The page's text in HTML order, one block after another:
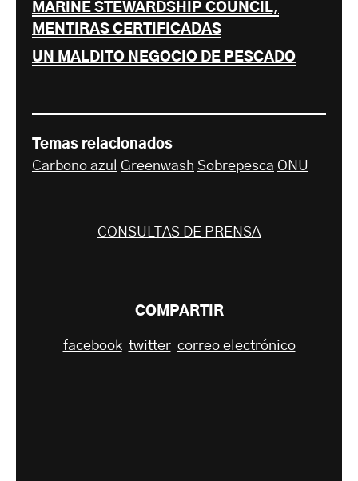
MARINE STEWARDSHIP COUNCIL,
MENTIRAS CERTIFICADAS
UN MALDITO NEGOCIO DE PESCADO
Temas relacionados
Carbono azul
Greenwash Sobrepesca ONU
CONSULTAS DE PRENSA
COMPARTIR
facebook twitter correo electrónico